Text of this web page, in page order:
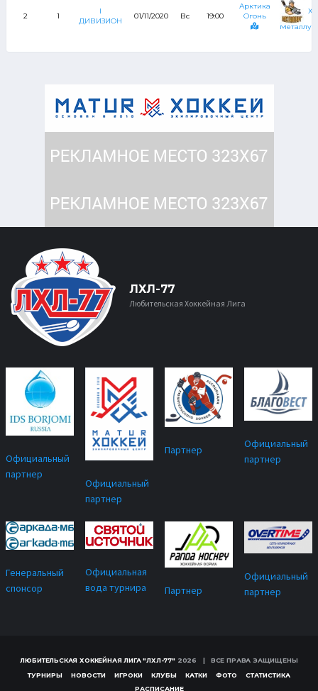
2 1
I
ДИВИЗИОН
01/11/2020 Вс 19:00
Арктика
Огонь
ХК
ЛХЛ-77
Любительская Хоккейная Лига
Официальный
партнер
Официальный
партнер
Партнер
Официальный
партнер
Генеральный
спонсор
Официальная
вода турнира
Партнер
Официальный
партнер
ЛЮБИТЕЛЬСКАЯ ХОККЕЙНАЯ ЛИГА "ЛХЛ-77"2026 | ВСЕ ПРАВА ЗАЩИЩЕНЫ
ТУРНИРЫ
НОВОСТИ ИГРОКИ КЛУБЫ КАТКИ ФОТО
СТАТИСТИКА
РАСПИСАНИЕ